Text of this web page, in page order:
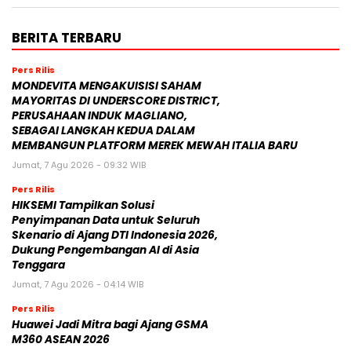
BERITA TERBARU
Pers Rilis
MONDEVITA MENGAKUISISI SAHAM
MAYORITAS DI UNDERSCORE DISTRICT,
PERUSAHAAN INDUK MAGLIANO,
SEBAGAI LANGKAH KEDUA DALAM
MEMBANGUN PLATFORM MEREK MEWAH ITALIA BARU
Jumat, 7 Agu 2026 - 09:32 WIB
Pers Rilis
HIKSEMI Tampilkan Solusi
Penyimpanan Data untuk Seluruh
Skenario di Ajang DTI Indonesia 2026,
Dukung Pengembangan AI di Asia
Tenggara
Jumat, 7 Agu 2026 - 04:14 WIB
Pers Rilis
Huawei Jadi Mitra bagi Ajang GSMA
M360 ASEAN 2026